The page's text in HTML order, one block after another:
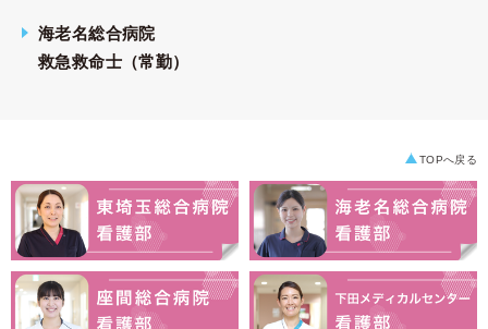
海老名総合病院
救急救命士（常勤）
TOPへ戻る